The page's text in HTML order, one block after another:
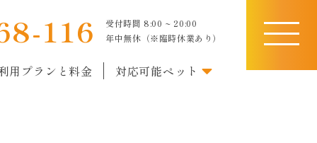
116
受付時間 8:00 ~ 20:00
年中無休（※臨時休業あり）
用プランと料金 対応可能ペット
toggle